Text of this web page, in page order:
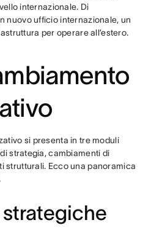
internazionale. Di
nuovo ufficio internazionale, un
per operare all’estero.
si presenta in tre moduli
strategia, cambiamenti di
strutturali. Ecco una panoramica